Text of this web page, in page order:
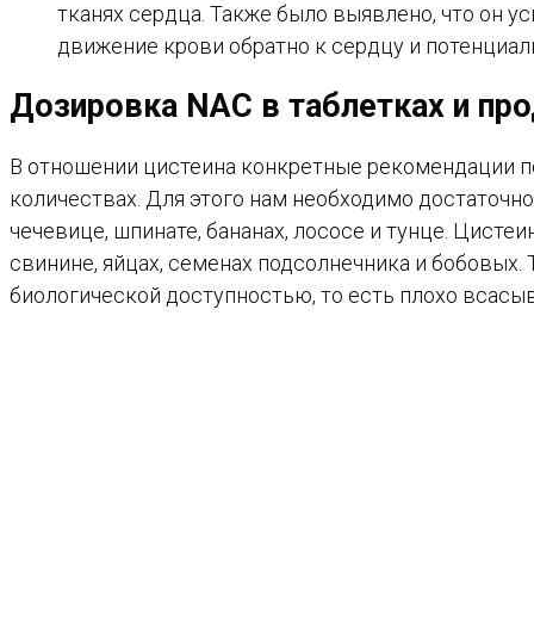
тканях сердца. Также было выявлено, что он
движение крови обратно к сердцу и
Дозировка NAC в таблетках и
В отношении цистеина конкретные рекомендации
количествах. Для этого нам необходимо
чечевице, шпинате, бананах, лососе и тунце.
свинине, яйцах, семенах подсолнечника и
биологической доступностью, то есть плохо